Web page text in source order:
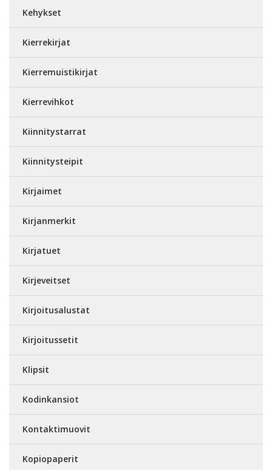
Kehykset
Kierrekirjat
Kierremuistikirjat
Kierrevihkot
Kiinnitystarrat
Kiinnitysteipit
Kirjaimet
Kirjanmerkit
Kirjatuet
Kirjeveitset
Kirjoitusalustat
Kirjoitussetit
Klipsit
Kodinkansiot
Kontaktimuovit
Kopiopaperit